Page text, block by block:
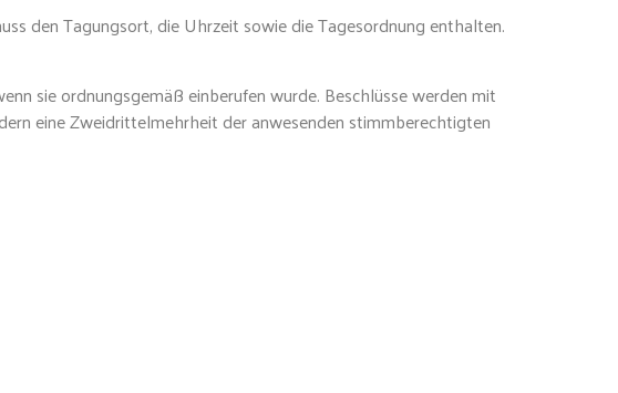
den Tagungsort, die Uhrzeit sowie die Tagesordnung enthalten.
sie ordnungsgemäß einberufen wurde. Beschlüsse werden mit
eine Zweidrittelmehrheit der anwesenden stimmberechtigten